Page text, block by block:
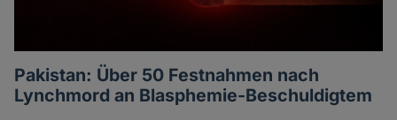
Pakistan: Über 50 Festnahmen nach
Lynchmord an Blasphemie-Beschuldigtem